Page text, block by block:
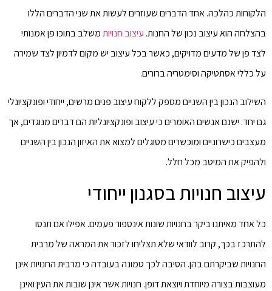
הלקוחות כהלכה. אחד הדברים שעוזרים לעשות את שני הדברים הללו
בהצלחה הוא עיצוב נכון של החנות. עיצוב חנויותמשלב בתוכו פן אמנותי
לצד פן של מדעים מדויקים, כאשר בכל עיצוב יש מקום לדמיון לצד שמירה
על כללי אסתטיקה וסימטריה ברורים.
השילוב הנכון בין השניים מספק ללקוח עיצוב פנים מרשים, ייחודי ופונקציונלי
גם יחד. ישנם אנשים האומרים כי עיצוב ופונקציונליות הם דברים מנוגדים, אך
מעצבים כישרוניים ומוכשרים מסוגלים למצוא את האיזון הנכון בין השניים
ולהפיק את המיטב מכל חלל.
עיצוב חנויות בסגנון ייחודי
כל אחד מאיתנו ביקר בחנויות שונות אינספור פעמים. אפילו אם תנסו
להתרכז בכך, קרוב לוודאי שלא תצליחו לזכור את המראה של מרבית
החנויות שביקרתם בהן. הסיבה לכך טמונה בעובדה כי מרבית החנויות אינן
מעוצבות בצורה מיוחדת ויוצאת דופן. חנויות אשר אינן שובות את העין ואינן